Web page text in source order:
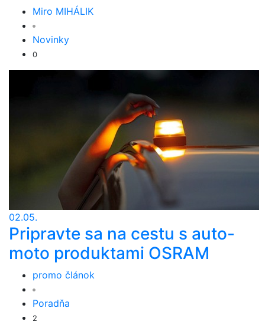
Miro MIHÁLIK
Novinky
0
02.05.
Pripravte sa na cestu s auto-
moto produktami OSRAM
promo článok
Poradňa
2